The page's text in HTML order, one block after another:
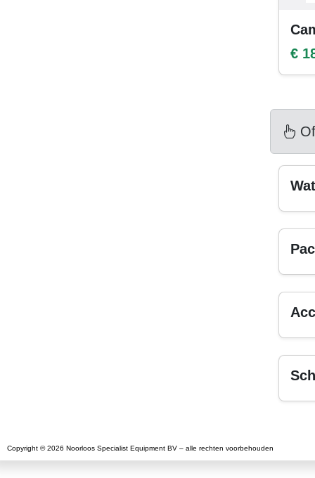
€
Copyright © 2026 Noorloos Specialist Equipment BV – alle rechten voorbehouden